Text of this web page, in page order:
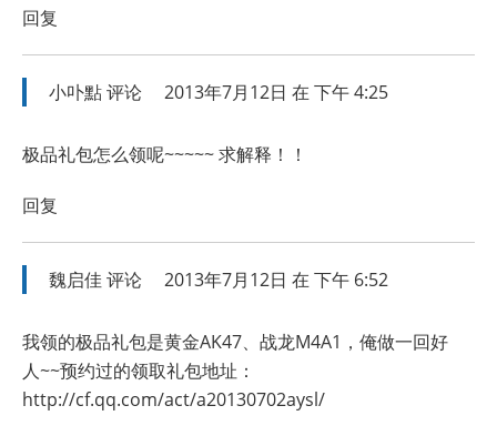
回复
小卟點评论 2013年7月12日 在 下午 4:25
极品礼包怎么领呢~~~~~ 求解释！！
回复
魏启佳 评论 2013年7月12日 在 下午 6:52
我领的极品礼包是黄金AK47、战龙M4A1，俺做一回好
人~~预约过的领取礼包地址：
http://cf.qq.com/act/a20130702aysl/